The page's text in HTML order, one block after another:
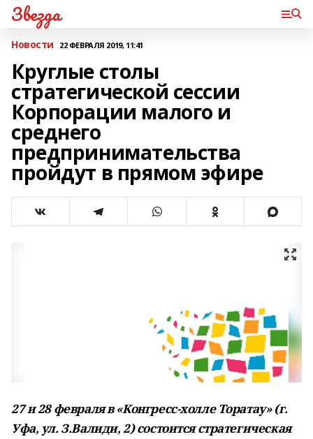
Звезда
Новости 22 ФЕВРАЛЯ 2019, 11:41
Круглые столы
стратегической сессии
Корпорации малого и
среднего
предпринимательства
пройдут в прямом эфире
27 и 28 февраля в «Конгресс-холле Торатау» (г.
Уфа, ул. З.Валиди, 2) состоится стратегическая